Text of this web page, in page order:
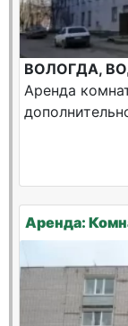
ВОЛОГДА,
Аренда
Аренда: